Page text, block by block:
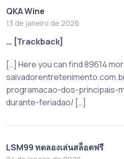
QKA Wine
13 de janeiro de 2026
… [Trackback]
[…] Here you can find 89614
programacao-dos-principais-
durante-feriadao/ […]
LSM99 ทดลองเล่นสล็อตฟรี